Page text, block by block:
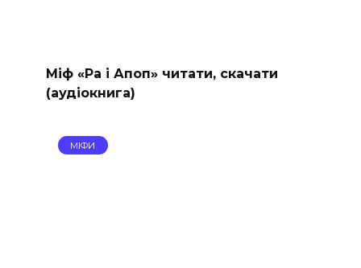
Міф «Ра і Апоп» читати, скачати
(аудіокнига)
МІФИ